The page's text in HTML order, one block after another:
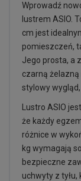
Wprowadź
lustrem ASIO.
cm jest
pomieszczeń,
Jego prosta, a
czarną
stylowy
Lustro ASIO
że każdy
różnice w
kg wymagają
bezpieczne
uchwyty z